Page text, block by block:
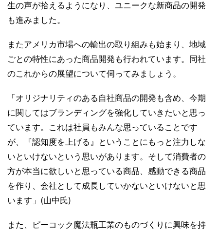
生の声が拾えるようになり、ユニークな新商品の開発
も進みました。
またアメリカ市場への輸出の取り組みも始まり、地域
ごとの特性にあった商品開発も行われています。同社
のこれからの展望について伺ってみましょう。
「オリジナリティのある自社商品の開発も含め、今期
に関してはブランディングを強化していきたいと思っ
ています。これは社員もみんな思っていることです
が、『認知度を上げる』ということにもっと注力しな
いといけないという思いがあります。そして消費者の
方が本当に欲しいと思っている商品、感動できる商品
を作り、会社として成長していかないといけないと思
います」(山中氏)
また、ピーコック魔法瓶工業のものづくりに興味を持